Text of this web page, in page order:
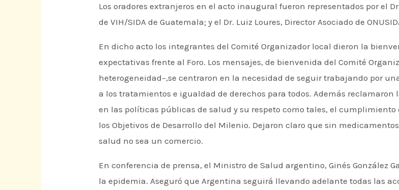
Los oradores extranjeros en el acto inaugural fueron representados por el
de VIH/SIDA de Guatemala; y el Dr. Luiz Loures, Director Asociado de
En dicho acto los integrantes del Comité Organizador local dieron la
expectativas frente al Foro. Los mensajes, de bienvenida del Comité
heterogeneidad–,se centraron en la necesidad de seguir trabajando por
a los tratamientos e igualdad de derechos para todos. Además
en las políticas públicas de salud y su respeto como tales, el
los Objetivos de Desarrollo del Milenio. Dejaron claro que sin
salud no sea un comercio.
En conferencia de prensa, el Ministro de Salud argentino, Ginés González
la epidemia. Aseguró que Argentina seguirá llevando adelante todas las